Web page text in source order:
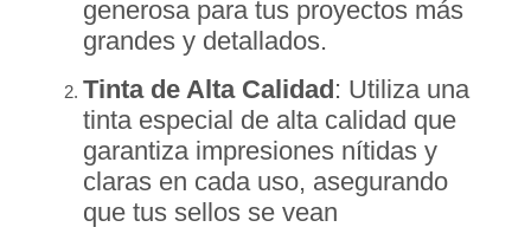
generosa para tus proyectos más
grandes y detallados.
Tinta de Alta Calidad: Utiliza una
tinta especial de alta calidad que
garantiza impresiones nítidas y
claras en cada uso, asegurando
que tus sellos se vean